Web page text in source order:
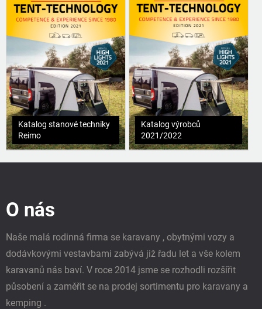
Katalog stanové techniky
Reimo
Katalog výrobců
2021/2022
O nás
Naše malá rodinná firma se karavany , obytnými vozy a
dodávkovými vestavbami zabývá již řadu let a vše kolem
karavanů nás baví. V roce 2014 jsme se rozhodli rozšířit
působení a zaměřit se na prodej sortimentu pro karavany a
kemping .